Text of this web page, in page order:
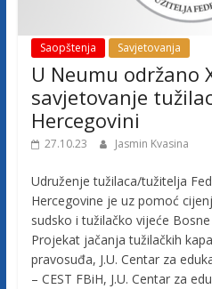
j
e
t
u
ž
Saopštenja Savjetovanja
U Neumu održano
savjetovanje
Hercegovini
27.10.23 Jasmin Kvasina
Udruženje tužilaca/tužitelja
Hercegovine je uz pomoć
sudsko i tužilačko vijeće
Projekat jačanja tužilačkih
pravosuđa, J.U. Centar za
– CEST FBiH, J.U. Centar za